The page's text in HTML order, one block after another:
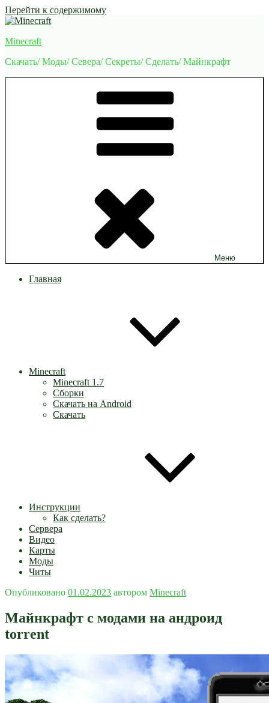
Перейти к содержимому
Minecraft
Скачать/ Моды/ Севера/ Секреты/ Сделать/ Майнкрафт
Меню
Главная
Minecraft
Minecraft 1.7
Сборки
Скачать на Android
Скачать
Инструкции
Как сделать?
Сервера
Видео
Карты
Моды
Читы
Опубликовано 01.02.2023 автором Minecraft
Майнкрафт с модами на андроид
torrent